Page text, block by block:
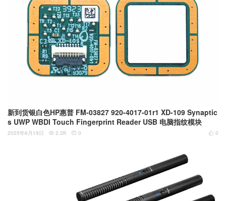
新到货银白色HP惠普 FM-03827 920-4017-01r1 XD-109 Synaptic
s UWP WBDI Touch Fingerprint Reader USB 电脑指纹模块
 0
2025年6月19日  2.2K  0